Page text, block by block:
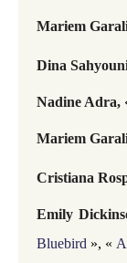
Mariem
Dina
Nadine Adra,
Mariem
Cristiana
Emily
Bluebird », «